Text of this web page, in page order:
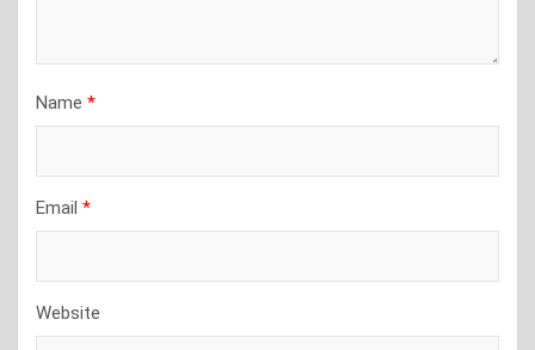
Name *
Email *
Website